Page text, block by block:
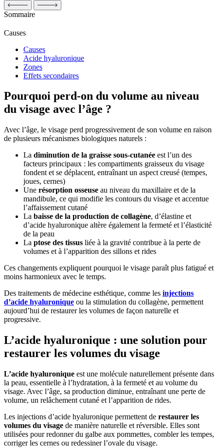
Sommaire
Causes
Causes
Acide hyaluronique
Zones
Effets secondaires
Pourquoi perd-on du volume au niveau
du visage avec l’âge ?
Avec l’âge, le visage perd progressivement de son volume en raison
de plusieurs mécanismes biologiques naturels :
La diminution de la graisse sous-cutanée est l’un des
facteurs principaux : les compartiments graisseux du visage
fondent et se déplacent, entraînant un aspect creusé (tempes,
joues, cernes)
Une résorption osseuse au niveau du maxillaire et de la
mandibule, ce qui modifie les contours du visage et accentue
l’affaissement cutané
La baisse de la production de collagène, d’élastine et
d’acide hyaluronique altère également la fermeté et l’élasticité
de la peau
La ptose des tissus liée à la gravité contribue à la perte de
volumes et à l’apparition des sillons et rides
Ces changements expliquent pourquoi le visage paraît plus fatigué et
moins harmonieux avec le temps.
Des traitements de médecine esthétique, comme les injections
d’acide hyaluronique ou la stimulation du collagène, permettent
aujourd’hui de restaurer les volumes de façon naturelle et
progressive.
L’acide hyaluronique : une solution pour
restaurer les volumes du visage
L’acide hyaluronique est une molécule naturellement présente dans
la peau, essentielle à l’hydratation, à la fermeté et au volume du
visage. Avec l’âge, sa production diminue, entraînant une perte de
volume, un relâchement cutané et l’apparition de rides.
Les injections d’acide hyaluronique permettent de restaurer les
volumes du visage de manière naturelle et réversible. Elles sont
utilisées pour redonner du galbe aux pommettes, combler les tempes,
corriger les cernes ou redessiner l’ovale du visage.